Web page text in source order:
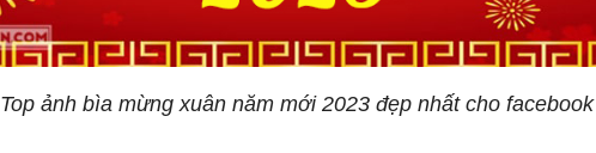
Top ảnh bìa mừng xuân năm mới 2023 đẹp nhất cho facebook